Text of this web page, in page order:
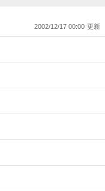
2002/12/17 00:00